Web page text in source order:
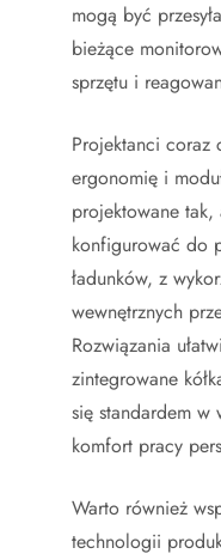
mogą być
bieżące
sprzętu i
Projektanci coraz
ergonomię i
projektowane tak,
konfigurować do
ładunków, z
wewnętrznych
Rozwiązania
zintegrowane
się standardem
komfort pracy
Warto również
technologii